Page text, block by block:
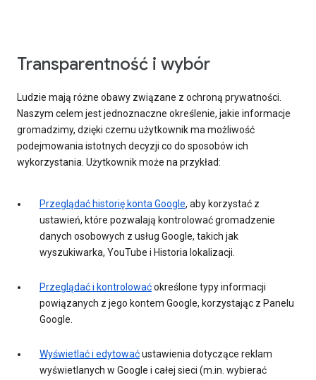
Transparentność i wybór
Ludzie mają różne obawy związane z ochroną prywatności.
Naszym celem jest jednoznaczne określenie, jakie informacje
gromadzimy, dzięki czemu użytkownik ma możliwość
podejmowania istotnych decyzji co do sposobów ich
wykorzystania. Użytkownik może na przykład:
Przeglądać historię konta Google, aby korzystać z
ustawień, które pozwalają kontrolować gromadzenie
danych osobowych z usług Google, takich jak
wyszukiwarka, YouTube i Historia lokalizacji.
Przeglądać i kontrolowaćokreślone typy informacji
powiązanych z jego kontem Google, korzystając z Panelu
Google.
Wyświetlać i edytowaćustawienia dotyczące reklam
wyświetlanych w Google i całej sieci (m.in. wybierać